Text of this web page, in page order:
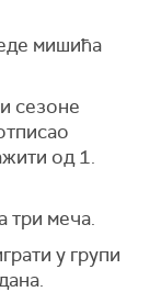
мишића
сезоне
од 1.
три меча.
у групи